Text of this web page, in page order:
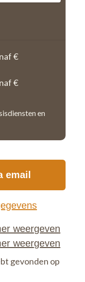
€
€
en
email
gevonden op